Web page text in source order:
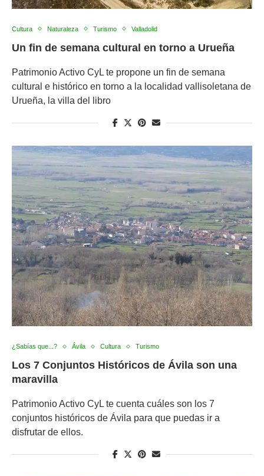
Cultura Naturaleza Turismo Valladolid
Un fin de semana cultural en torno a Urueña
Patrimonio Activo CyL te propone un fin de semana
cultural e histórico en torno a la localidad vallisoletana de
Urueña, la villa del libro
¿Sabías que...? Ávila Cultura Turismo
Los 7 Conjuntos Históricos de Ávila son una
maravilla
Patrimonio Activo CyL te cuenta cuáles son los 7
conjuntos históricos de Ávila para que puedas ir a
disfrutar de ellos.